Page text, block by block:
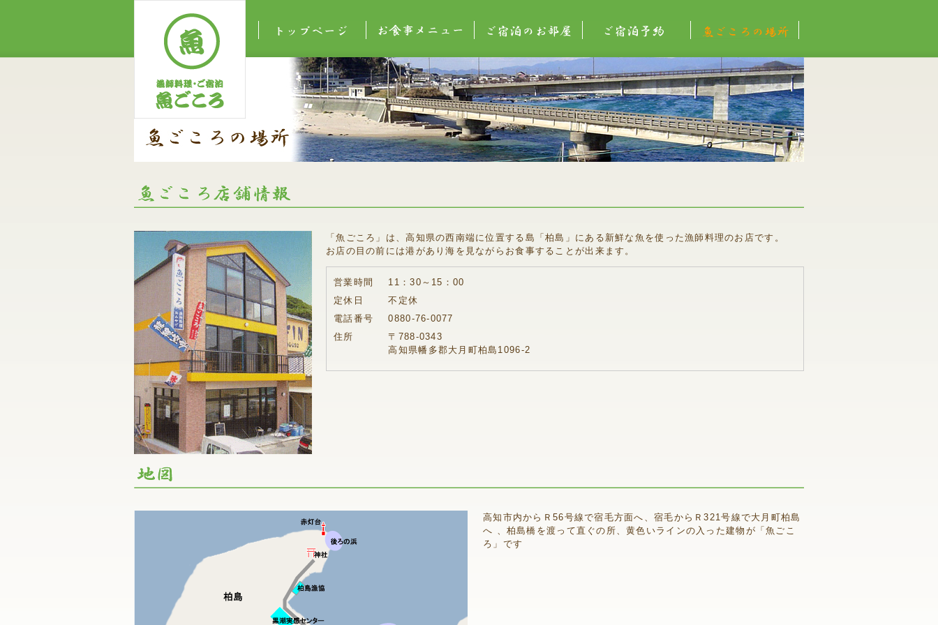
「魚ごころ」は、高知県の西南端に位置する島「柏島」にある新鮮な魚を使った漁師料理のお店です。
お店の目の前には港があり海を見ながらお食事することが出来ます。
営業時間
11：30～15：00
定休日
不定休
電話番号
0880-76-0077
住所
〒788-0343
高知県幡多郡大月町柏島1096-2
高知市内からＲ56号線で宿毛方面へ、宿毛からＲ321号線で大月町柏島
へ 、柏島橋を渡って直ぐの所、黄色いラインの入った建物が「魚ごこ
ろ」です